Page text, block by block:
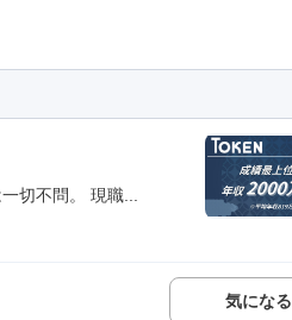
切不問。 現職...
気になる